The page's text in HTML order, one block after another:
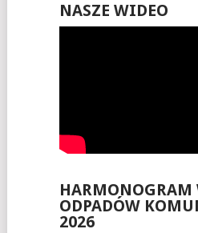
NASZE WIDEO
HARMONOGRAM
ODPADÓW
2026